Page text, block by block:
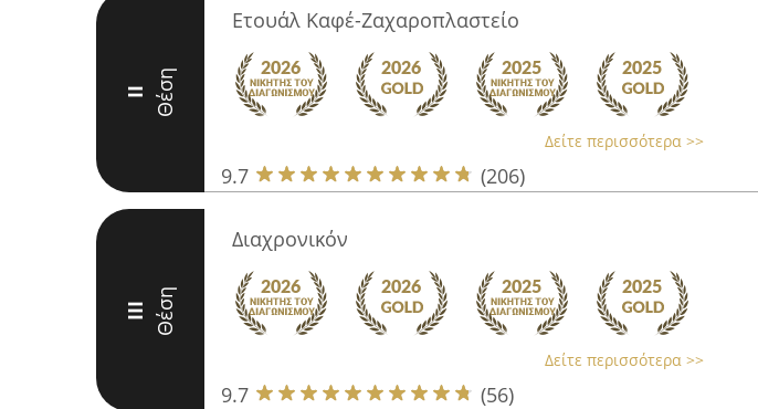
II Θέση
Ετουάλ Καφέ-Ζαχαροπλαστείο
Δείτε περισσότερα >>
9.7 (206)
III Θέση
Διαχρονικόν
Δείτε περισσότερα >>
9.7 (56)